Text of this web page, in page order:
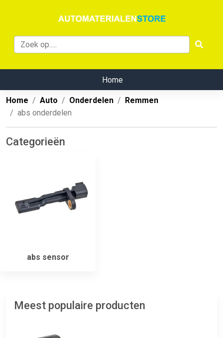
Home
Home Auto Onderdelen
Remmen
abs onderdelen
Categorieën
abs sensor
Meest populaire producten